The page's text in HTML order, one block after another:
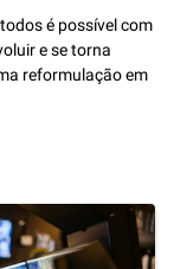
é possível com
e se torna
reformulação em